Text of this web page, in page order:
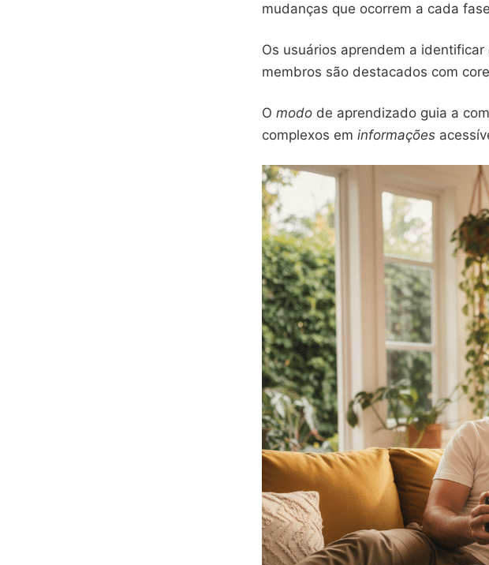
mudanças que ocorrem a cada
Os usuários aprendem a identificar
membros são destacados com
O modo de aprendizado guia a
complexos em informações